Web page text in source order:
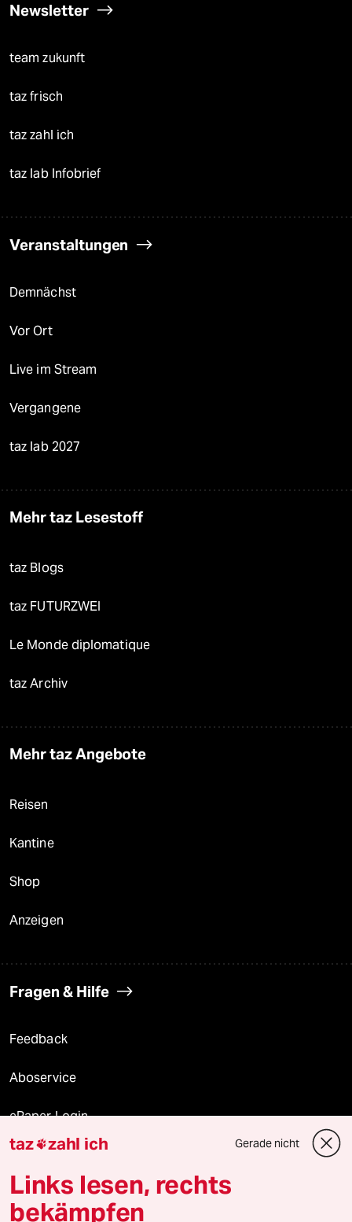
Newsletter
team zukunft
taz frisch
taz zahl ich
taz lab Infobrief
Veranstaltungen
Demnächst
Vor Ort
Live im Stream
Vergangene
taz lab 2027
Mehr taz Lesestoff
taz Blogs
taz FUTURZWEI
Le Monde diplomatique
taz Archiv
Mehr taz Angebote
Reisen
Kantine
Shop
Anzeigen
Fragen & Hilfe
Feedback
Aboservice
ePaper Login
Downloads für Abonnierende
taz zahl ich Gerade nicht
Links lesen, rechts
bekämpfen